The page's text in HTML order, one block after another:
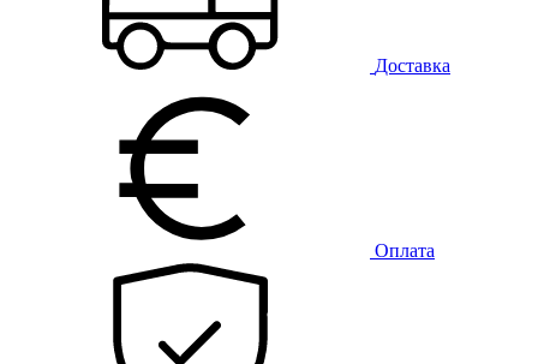
Доставка
Оплата